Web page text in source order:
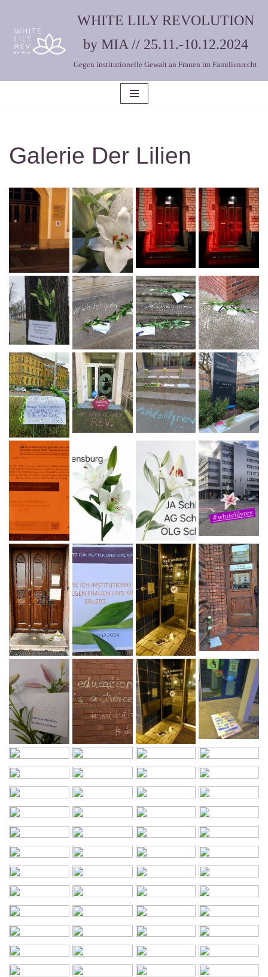
Zum
Inhalt
WHITE LILY REVOLUTION
by MIA // 25.11.-10.12.2024
Gegen institutionelle Gewalt an Frauen im Familienrecht
Galerie Der Lilien